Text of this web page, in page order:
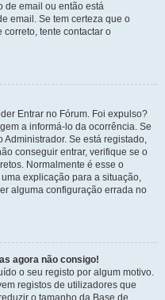
de email ou então está
email. Se tem certeza que o
tente contactar o
Entrar no Fórum. Foi expulso?
a informá-lo da ocorrência. Se
Se está registado,
conseguir entrar, verifique se o
Normalmente é esse o
explicação para a situação,
alguma configuração errada no
agora não consigo!
o seu registo por algum motivo.
registos de utilizadores que
o tamanho da Base de